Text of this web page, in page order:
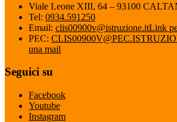
Viale Leone XIII, 64 – 93100
Tel: 0934.591250
Email: clis00900v@istruzione.itLink
PEC:
una mail
Seguici su
Facebook
Youtube
Instagram